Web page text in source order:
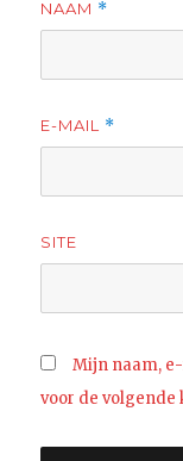
NAAM *
E-MAIL *
SITE
Mijn naam,
voor de volgende